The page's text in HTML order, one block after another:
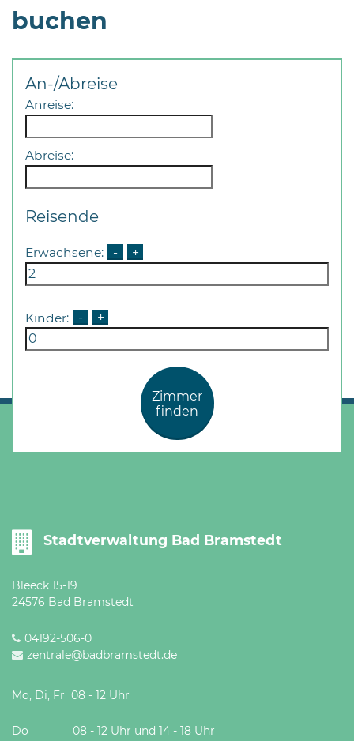
buchen
An-/Abreise
Anreise:
Abreise:
Reisende
Erwachsene: - +
Kinder: - +
Zimmer
finden
Stadtverwaltung Bad Bramstedt
Bleeck 15-19
24576 Bad Bramstedt
04192-506-0
zentrale@badbramstedt.de
Mo, Di, Fr 08 - 12 Uhr
Do 08 - 12 Uhr und 14 - 18 Uhr